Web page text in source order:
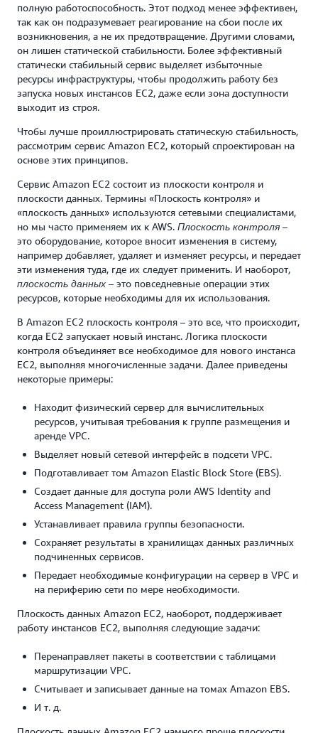
полную работоспособность. Этот подход менее эффективен,
так как он подразумевает реагирование на сбои после их
возникновения, а не их предотвращение. Другими словами,
он лишен статической стабильности. Более эффективный
статически стабильный сервис выделяет избыточные
ресурсы инфраструктуры, чтобы продолжить работу без
запуска новых инстансов EC2, даже если зона доступности
выходит из строя.
Чтобы лучше проиллюстрировать статическую стабильность,
рассмотрим сервис Amazon EC2, который спроектирован на
основе этих принципов.
Сервис Amazon EC2 состоит из плоскости контроля и
плоскости данных. Термины «Плоскость контроля» и
«плоскость данных» используются сетевыми специалистами,
но мы часто применяем их к AWS. Плоскость контроля –
это оборудование, которое вносит изменения в систему,
например добавляет, удаляет и изменяет ресурсы, и передает
эти изменения туда, где их следует применить. И наоборот,
плоскость данных – это повседневные операции этих
ресурсов, которые необходимы для их использования.
В Amazon EC2 плоскость контроля – это все, что происходит,
когда EC2 запускает новый инстанс. Логика плоскости
контроля объединяет все необходимое для нового инстанса
EC2, выполняя многочисленные задачи. Далее приведены
некоторые примеры:
Находит физический сервер для вычислительных
ресурсов, учитывая требования к группе размещения и
аренде VPC.
Выделяет новый сетевой интерфейс в подсети VPC.
Подготавливает том Amazon Elastic Block Store (EBS).
Создает данные для доступа роли AWS Identity and
Access Management (IAM).
Устанавливает правила группы безопасности.
Сохраняет результаты в хранилищах данных различных
подчиненных сервисов.
Передает необходимые конфигурации на сервер в VPC и
на периферию сети по мере необходимости.
Плоскость данных Amazon EC2, наоборот, поддерживает
работу инстансов EC2, выполняя следующие задачи:
Перенаправляет пакеты в соответствии с таблицами
маршрутизации VPC.
Считывает и записывает данные на томах Amazon EBS.
И т. д.